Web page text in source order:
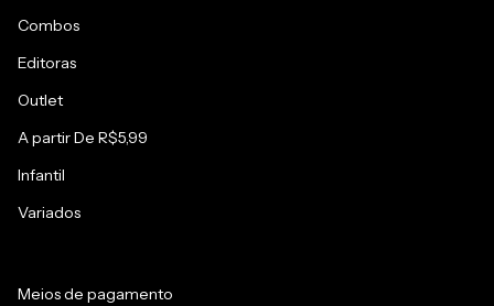
Combos
Editoras
Outlet
A partir De R$5,99
Infantil
Variados
Meios de pagamento